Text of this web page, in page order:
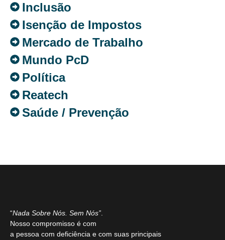
Inclusão
Isenção de Impostos
Mercado de Trabalho
Mundo PcD
Política
Reatech
Saúde / Prevenção
“Nada Sobre Nós. Sem Nós”
Nosso compromisso é com
a pessoa com deficiência e com suas principais